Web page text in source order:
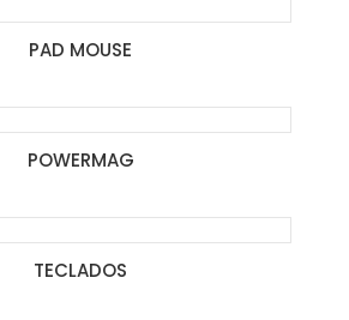
PAD MOUSE
POWERMAG
TECLADOS